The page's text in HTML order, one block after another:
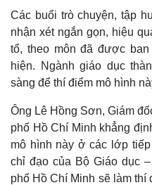
Kinh tế
Các buổi trò chuyện, tập
nhận xét ngắn gọn, hiệu
tổ, theo môn đã được
hiện. Ngành giáo dục
sàng để thí điểm mô hình
Ông Lê Hồng Sơn, Giám
phố Hồ Chí Minh khẳng
mô hình này ở các lớp
chỉ đạo của Bộ Giáo dục
phố Hồ Chí Minh sẽ làm